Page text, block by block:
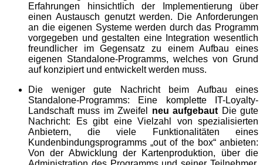
Erfahrungen hinsichtlich der Implementierung über
einen Austausch genutzt werden. Die Anforderungen
an die eigenen Systeme werden durch das Programm
vorgegeben und gestalten eine Integration wesentlich
freundlicher im Gegensatz zu einem Aufbau eines
eigenen Standalone-Programms, welches von Grund
auf konzipiert und entwickelt werden muss.
Die weniger gute Nachricht beim Aufbau eines
Standalone-Programms: Eine komplette IT-Loyalty-
Landschaft muss im Zweifel neu aufgebaut Die gute
Nachricht: Es gibt eine Vielzahl von spezialisierten
Anbietern, die viele Funktionalitäten eines
Kundenbindungsprogramms „out of the box“ anbieten:
Von der Abwicklung der Kartenproduktion, über die